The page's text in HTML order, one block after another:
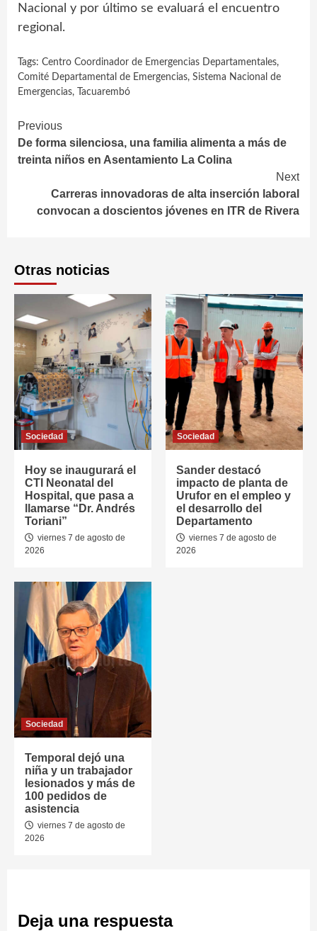
Nacional y por último se evaluará el encuentro
regional.
Tags: Centro Coordinador de Emergencias Departamentales,
Comité Departamental de Emergencias, Sistema Nacional de
Emergencias, Tacuarembó
Continue
Reading
Previous
De forma silenciosa, una familia alimenta a más de
treinta niños en Asentamiento La Colina
Next
Carreras innovadoras de alta inserción laboral
convocan a doscientos jóvenes en ITR de Rivera
Otras noticias
Sociedad
Hoy se inaugurará el
CTI Neonatal del
Hospital, que pasa a
llamarse “Dr. Andrés
Toriani”
viernes 7 de agosto de
2026
Sociedad
Sander destacó
impacto de planta de
Urufor en el empleo y
el desarrollo del
Departamento
viernes 7 de agosto de
2026
Sociedad
Temporal dejó una
niña y un trabajador
lesionados y más de
100 pedidos de
asistencia
viernes 7 de agosto de
2026
Deja una respuesta